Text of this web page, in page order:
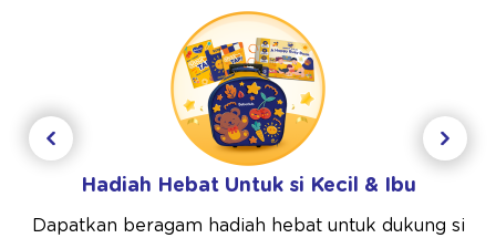
Hadiah Hebat Untuk si Kecil & Ibu
Dapatkan beragam hadiah hebat untuk dukung si